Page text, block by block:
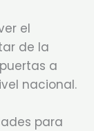
el
de la
a
nacional.
para